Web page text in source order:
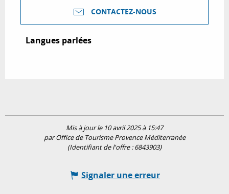
CONTACTEZ-NOUS
Langues parlées
Langues parlées
Mis à jour le 10 avril 2025 à 15:47
par Office de Tourisme Provence Méditerranée
(Identifiant de l'offre :6843903)
Signaler une erreur